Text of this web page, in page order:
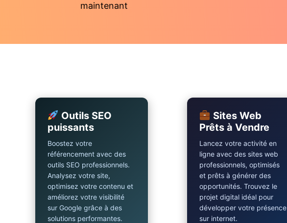
maintenant
Outils SEO
puissants
Boostez votre
référencement avec des
outils SEO professionnels.
Analysez votre site,
optimisez votre contenu et
améliorez votre visibilité
sur Google grâce à des
solutions performantes.
Sites Web
Prêts à Vendre
Lancez votre activité en
ligne avec des sites web
professionnels, optimisés
et prêts à générer des
opportunités. Trouvez le
projet digital idéal pour
développer votre présence
sur internet.